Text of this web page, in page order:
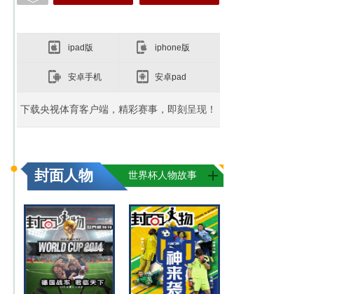
ipad版 iphone版
安卓手机 安卓pad
下载央视体育客户端，精彩赛事，即刻呈现！
封面人物 世界杯人物故事